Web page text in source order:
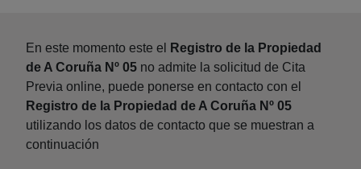
En este momento este el
Registro de la Propiedad
de A Coruña Nº 05 no admite la solicitud de Cita
Previa online, puede ponerse en contacto con el
Registro de la Propiedad de A Coruña Nº 05
utilizando los datos de contacto que se muestran a
continuación